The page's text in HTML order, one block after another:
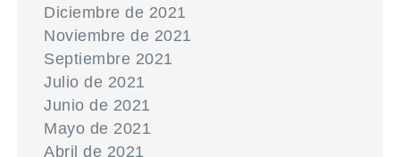
Diciembre de 2021
Noviembre de 2021
Septiembre 2021
Julio de 2021
Junio de 2021
Mayo de 2021
Abril de 2021